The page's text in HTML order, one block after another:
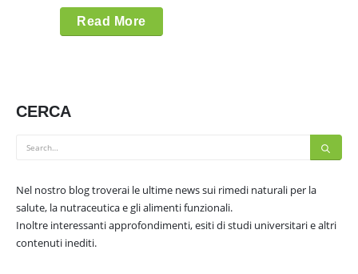
Read More
CERCA
Nel nostro blog troverai le ultime news sui rimedi naturali per la
salute, la nutraceutica e gli alimenti funzionali.
Inoltre interessanti approfondimenti, esiti di studi universitari e altri
contenuti inediti.